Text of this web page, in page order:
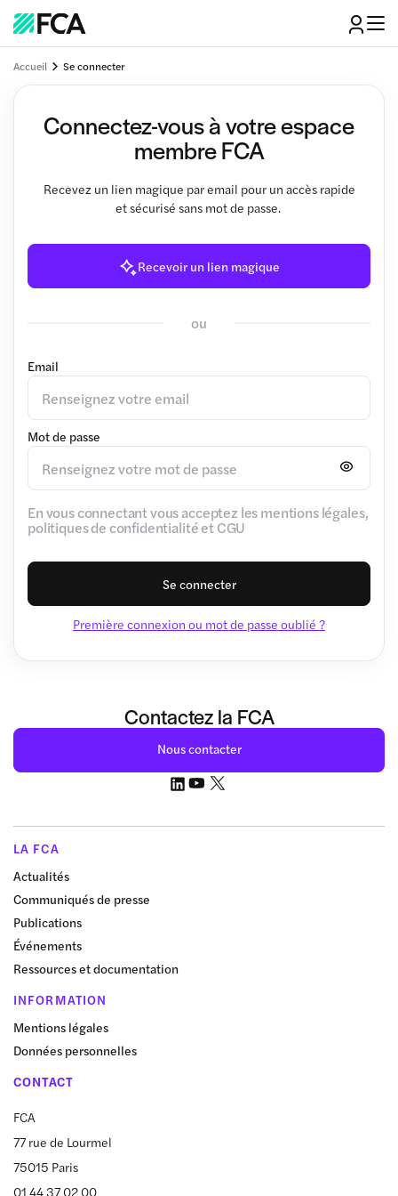
Accueil Se connecter
Connectez-vous à votre espace
membre FCA
Recevez un lien magique par email pour un accès rapide
et sécurisé sans mot de passe.
Recevoir un lien magique
ou
Email
Mot de passe
En vous connectant vous acceptez les mentions légales,
politiques de confidentialité et CGU
Se connecter
Première connexion ou mot de passe oublié ?
Contactez la FCA
Nous contacter
LA FCA
Actualités
Communiqués de presse
Publications
Événements
Ressources et documentation
INFORMATION
Mentions légales
Données personnelles
CONTACT
FCA
77 rue de Lourmel
75015 Paris
01 44 37 02 00